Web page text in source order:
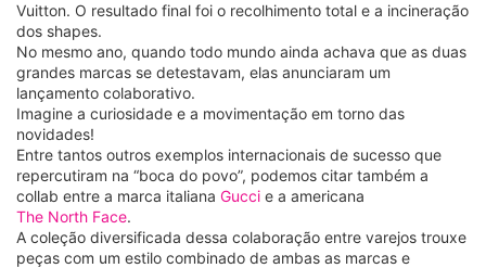
Vuitton. O resultado final foi o recolhimento total e a incineração
dos shapes.
No mesmo ano, quando todo mundo ainda achava que as duas
grandes marcas se detestavam, elas anunciaram um
lançamento colaborativo.
Imagine a curiosidade e a movimentação em torno das
novidades!
Entre tantos outros exemplos internacionais de sucesso que
repercutiram na “boca do povo”, podemos citar também a
collab entre a marca italiana Gucci e a americana
The North Face.
A coleção diversificada dessa colaboração entre varejos trouxe
peças com um estilo combinado de ambas as marcas e